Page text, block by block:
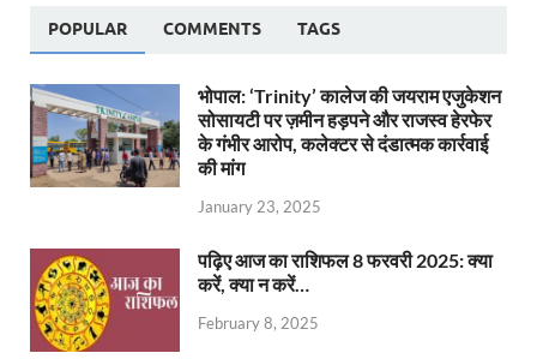
POPULAR COMMENTS TAGS
भोपाल: ‘Trinity’ कालेज की जयराम एजुकेशन
सोसायटी पर ज़मीन हड़पने और राजस्व हेरफेर
के गंभीर आरोप, कलेक्टर से दंडात्मक कार्रवाई
की मांग
January 23, 2025
पढ़िए आज का राशिफल 8 फरवरी 2025: क्या
करें, क्या न करें…
February 8, 2025